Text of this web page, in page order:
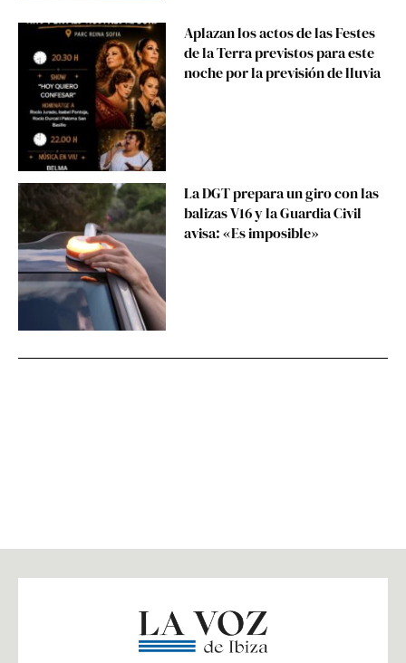
Aplazan los actos de las Festes
de la Terra previstos para este
noche por la previsión de lluvia
La DGT prepara un giro con las
balizas V16 y la Guardia Civil
avisa: «Es imposible»